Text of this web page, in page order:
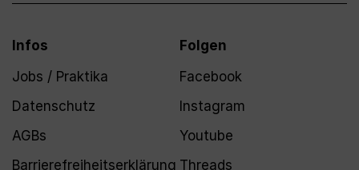
Infos
Jobs / Praktika
Datenschutz
AGBs
Barrierefreiheitserklärung
Folgen
Facebook
Instagram
Youtube
Threads